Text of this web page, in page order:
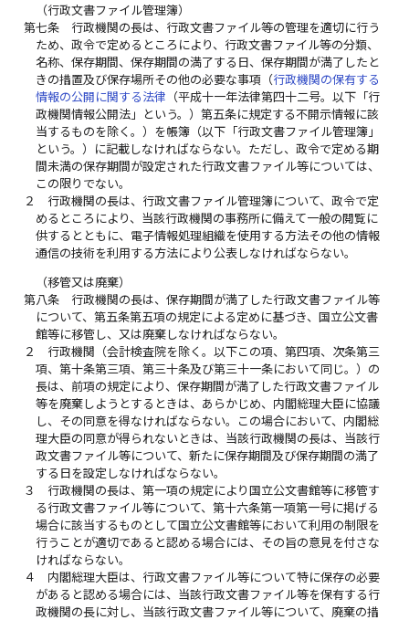
（行政文書ファイル管理簿）
第七条
行政機関の長は、行政文書ファイル等の管理を適切に行う
ため、政令で定めるところにより、行政文書ファイル等の分類、
名称、保存期間、保存期間の満了する日、保存期間が満了したと
きの措置及び保存場所その他の必要な事項（行政機関の保有する
情報の公開に関する法律 （平成十一年法律第四十二号。以下「行
政機関情報公開法」という。）第五条に規定する不開示情報に該
当するものを除く。）を帳簿（以下「行政文書ファイル管理簿」
という。）に記載しなければならない。ただし、政令で定める期
間未満の保存期間が設定された行政文書ファイル等については、
この限りでない。
２
行政機関の長は、行政文書ファイル管理簿について、政令で定
めるところにより、当該行政機関の事務所に備えて一般の閲覧に
供するとともに、電子情報処理組織を使用する方法その他の情報
通信の技術を利用する方法により公表しなければならない。
（移管又は廃棄）
第八条
行政機関の長は、保存期間が満了した行政文書ファイル等
について、第五条第五項の規定による定めに基づき、国立公文書
館等に移管し、又は廃棄しなければならない。
２
行政機関（会計検査院を除く。以下この項、第四項、次条第三
項、第十条第三項、第三十条及び第三十一条において同じ。）の
長は、前項の規定により、保存期間が満了した行政文書ファイル
等を廃棄しようとするときは、あらかじめ、内閣総理大臣に協議
し、その同意を得なければならない。この場合において、内閣総
理大臣の同意が得られないときは、当該行政機関の長は、当該行
政文書ファイル等について、新たに保存期間及び保存期間の満了
する日を設定しなければならない。
３
行政機関の長は、第一項の規定により国立公文書館等に移管す
る行政文書ファイル等について、第十六条第一項第一号に掲げる
場合に該当するものとして国立公文書館等において利用の制限を
行うことが適切であると認める場合には、その旨の意見を付さな
ければならない。
４
内閣総理大臣は、行政文書ファイル等について特に保存の必要
があると認める場合には、当該行政文書ファイル等を保有する行
政機関の長に対し、当該行政文書ファイル等について、廃棄の措